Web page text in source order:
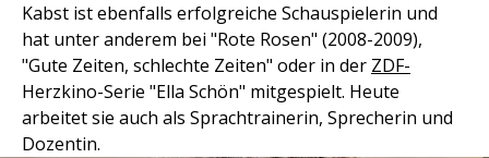
Kabst ist ebenfalls erfolgreiche Schauspielerin und
hat unter anderem bei "Rote Rosen" (2008-2009),
"Gute Zeiten, schlechte Zeiten" oder in der ZDF-
Herzkino-Serie "Ella Schön" mitgespielt. Heute
arbeitet sie auch als Sprachtrainerin, Sprecherin und
Dozentin.